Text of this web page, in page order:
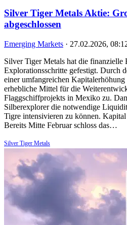
Silver Tiger Metals Aktie:
abgeschlossen
Emerging Markets · 27.02.2026,
Silver Tiger Metals hat die finanzielle
Explorationsschritte gefestigt. Durch
einer umfangreichen
erhebliche Mittel für die
Flaggschiffprojekts in Mexiko zu.
Silberexplorer die notwendige
Tigre intensivieren zu können.
Bereits Mitte Februar schloss das…
Silver Tiger Metals